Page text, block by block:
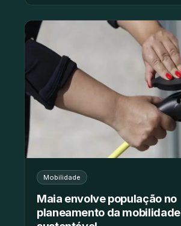
Mobilidade
Maia envolve população no
planeamento da mobilidade